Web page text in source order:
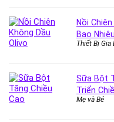
Nồi
Bao
Thiết Bị Gia
Sữa Bột
Triển
Mẹ và Bé